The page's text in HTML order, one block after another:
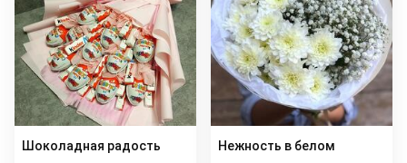
Шоколадная радость Нежность в белом